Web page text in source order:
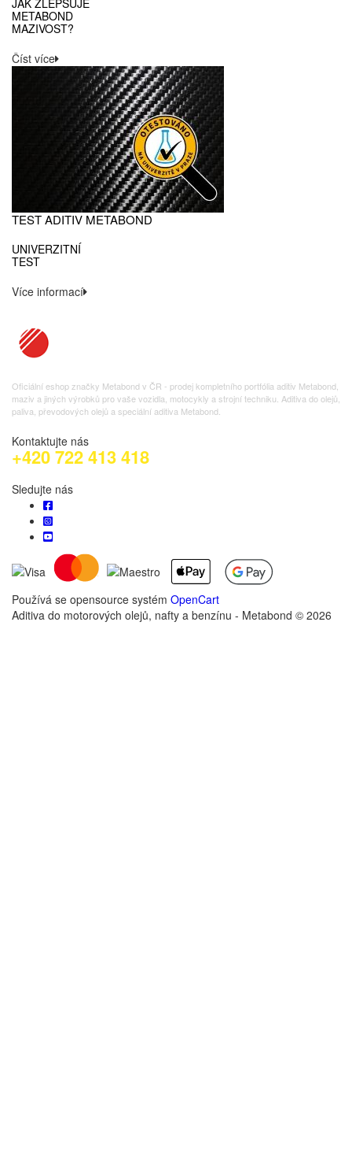
JAK ZLEPŠUJE
METABOND
MAZIVOST?
Číst více
TEST ADITIV METABOND
UNIVERZITNÍ
TEST
Více informací
Oficiální eshop značky Metabond v ČR - prodej kompletního portfólia aditiv Metabond,
maziv a jiných výrobků pro vaše vozidla, motocykly a strojní techniku. Aditiva do olejů,
paliva, převodových olejů a speciální aditiva Metabond.
Kontaktujte nás
+420 722 413 418
Sledujte nás
Používá se opensource systém OpenCart
Aditiva do motorových olejů, nafty a benzínu - Metabond © 2026